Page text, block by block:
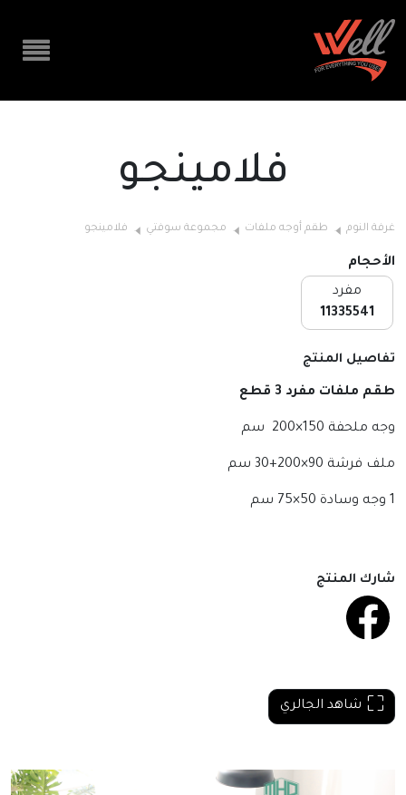
فلامينجو
غرفة النوم طقم أوجه ملفات مجموعة سوفتي فلامينجو
الأحجام
مفرد
11335541
تفاصيل المنتج
طقم ملفات مفرد 3 قطع
وجه ملحفة 150×200 سم
ملف فرشة 90×200+30 سم
1 وجه وسادة 50×75 سم
شارك المنتج
شاهد الجالري